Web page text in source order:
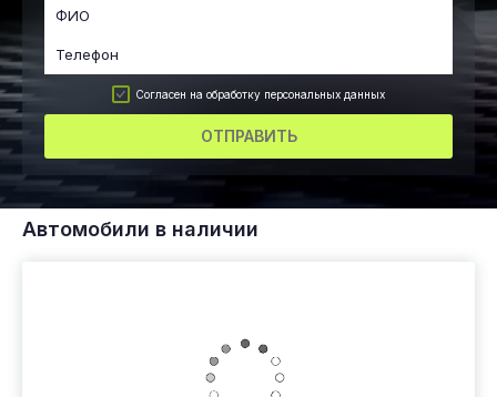
Согласен на обработку персональных данных
ОТПРАВИТЬ
Автомобили в наличии